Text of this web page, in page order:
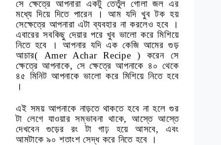
সে ক্ষেত্রে আপনারা একটু তেতুঁল গোলা জল এর
মধ্যে দিয়ে দিতে পারেন । আম যদি খুব টক হয়
সেক্ষেত্রে আপনারা এটা ব্যবহার না করলেও হবে ।
এবারের সবকিছু দেয়ার পরে খুব ভালো করে মিশিয়ে
নিতে হবে । আপনার যদি এক কেজি আমের গুড়
আচার( Amer Achar Recipe ) করেন সে
ক্ষেত্রে আপনাকে, সে ক্ষেত্রে আপনাকে ৪০ থেকে
৪৫ মিনিট আপনাকে ভালো করে মিশিয়ে নিতে হবে
।
এই সময় আপনাকে নাড়তে থাকতে হবে না হলে গুর
টা লেগে যাওয়ার সম্ভাবনা থাকে, আস্তে আস্তে
দেখবেন গুড়ের রং টা গাঢ় হয়ে আসবে, এবং
আমটাকে ৯০ শতাংশ সেদ্ধ করে নিতে হবে ।